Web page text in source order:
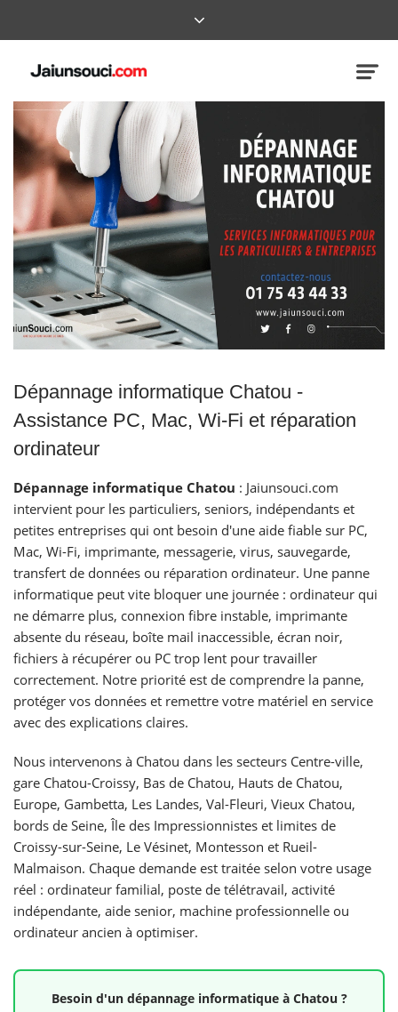
Dépannage informatique Chatou -
Assistance PC, Mac, Wi-Fi et réparation
ordinateur
Dépannage informatique Chatou : Jaiunsouci.com
intervient pour les particuliers, seniors, indépendants et
petites entreprises qui ont besoin d'une aide fiable sur PC,
Mac, Wi-Fi, imprimante, messagerie, virus, sauvegarde,
transfert de données ou réparation ordinateur. Une panne
informatique peut vite bloquer une journée : ordinateur qui
ne démarre plus, connexion fibre instable, imprimante
absente du réseau, boîte mail inaccessible, écran noir,
fichiers à récupérer ou PC trop lent pour travailler
correctement. Notre priorité est de comprendre la panne,
protéger vos données et remettre votre matériel en service
avec des explications claires.
Nous intervenons à Chatou dans les secteurs Centre-ville,
gare Chatou-Croissy, Bas de Chatou, Hauts de Chatou,
Europe, Gambetta, Les Landes, Val-Fleuri, Vieux Chatou,
bords de Seine, Île des Impressionnistes et limites de
Croissy-sur-Seine, Le Vésinet, Montesson et Rueil-
Malmaison. Chaque demande est traitée selon votre usage
réel : ordinateur familial, poste de télétravail, activité
indépendante, aide senior, machine professionnelle ou
ordinateur ancien à optimiser.
Besoin d'un dépannage informatique à Chatou ?